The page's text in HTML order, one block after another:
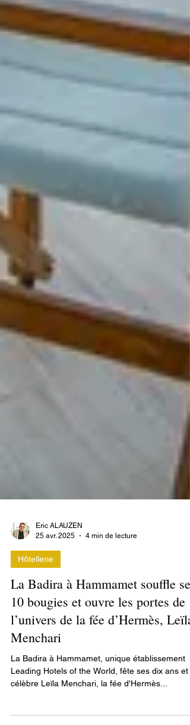
Eric ALAUZEN
25 avr. 2025
Hôtellerie
La Badira à Hammamet souffle ses
10 bougies et ouvre les portes de
Menchari
La Badira à Hammamet, unique établissement
célèbre Leïla Menchari, la fée d'Hermès...